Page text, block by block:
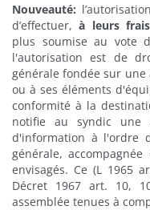
Nouveauté:
d’effectuer,à leurs frais
plus soumise au vote
l'autorisation est de
générale fondée sur
ou à ses éléments
conformité à la
notifie au syndic une
d'information à l'ordre
générale,
envisagés. Ce (L 1965
Décret 1967 art. 10,
assemblée tenues à